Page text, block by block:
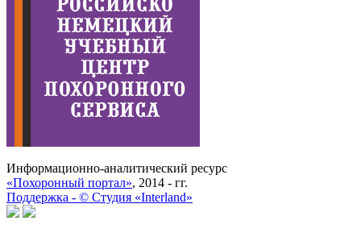
Информационно-аналитический ресурс
«Похоронный портал», 2014 - гг.
Поддержка - © Cтудия «Interland»